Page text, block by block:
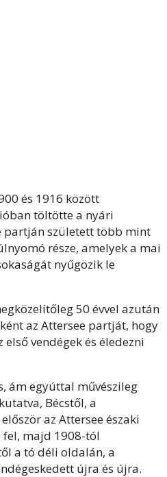
és 1916 között
töltötte a nyári
partján született több mint
része, amelyek a mai
nyűgözik le
50 évvel azután
az Attersee partját, hogy
vendégek és éledezni
ám egyúttal művészileg
Bécstől, a
az Attersee északi
majd 1908-tól
a tó déli oldalán, a
újra és újra.